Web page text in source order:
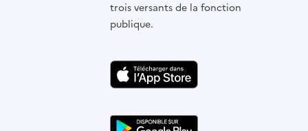
trois versants de la fonction
publique.